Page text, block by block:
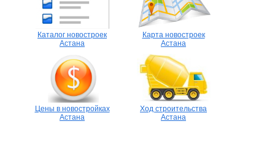
Каталог новостроек
Астана
Карта новостроек
Астана
Цены в новостройках
Астана
Ход строительства
Астана